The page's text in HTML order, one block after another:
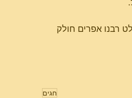
רבנו אפרים חולק
חגים